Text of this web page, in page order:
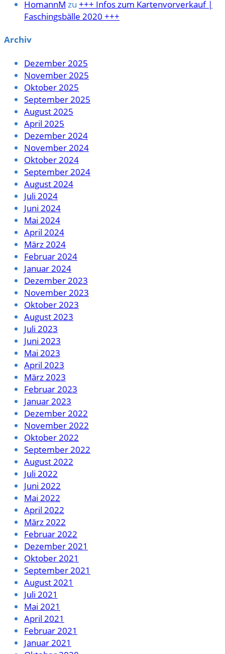
HomannM zu +++ Infos zum Kartenvorverkauf |
Faschingsbälle 2020 +++
Archiv
Dezember 2025
November 2025
Oktober 2025
September 2025
August 2025
April 2025
Dezember 2024
November 2024
Oktober 2024
September 2024
August 2024
Juli 2024
Juni 2024
Mai 2024
April 2024
März 2024
Februar 2024
Januar 2024
Dezember 2023
November 2023
Oktober 2023
August 2023
Juli 2023
Juni 2023
Mai 2023
April 2023
März 2023
Februar 2023
Januar 2023
Dezember 2022
November 2022
Oktober 2022
September 2022
August 2022
Juli 2022
Juni 2022
Mai 2022
April 2022
März 2022
Februar 2022
Dezember 2021
Oktober 2021
September 2021
August 2021
Juli 2021
Mai 2021
April 2021
Februar 2021
Januar 2021